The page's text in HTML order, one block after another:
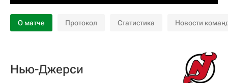
О матче Протокол Статистика Новости
Нью-Джерси